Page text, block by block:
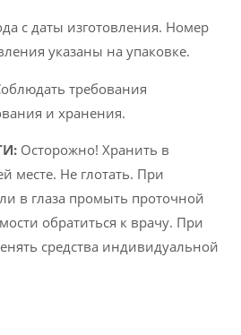
с даты изготовления. Номер
указаны на упаковке.
требования
и хранения.
Осторожно! Хранить в
месте. Не глотать. При
в глаза промыть проточной
обратиться к врачу. При
средства индивидуальной